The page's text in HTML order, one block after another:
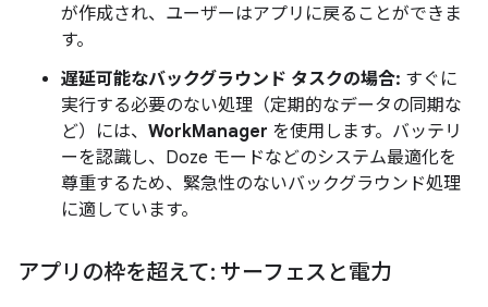
が作成され、ユーザーはアプリに戻ることができま
す。
遅延可能なバックグラウンド タスクの場合: すぐに
実行する必要のない処理（定期的なデータの同期な
ど）には、 WorkManager を使用します。バッテリ
ーを認識し、Doze モードなどのシステム最適化を
尊重するため、緊急性のないバックグラウンド処理
に適しています。
アプリの枠を超えて: サーフェスと電力